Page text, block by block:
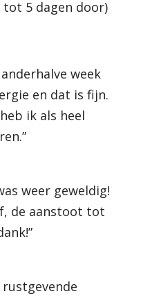
5 dagen door)
week
en dat is fijn.
ik als heel
weer geweldig!
de aanstoot tot
rustgevende